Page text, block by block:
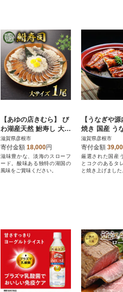
【あゆの店きむら】 び
わ湖産天然 鮒寿し 大サ
イズ
滋賀県彦根市
寄付金額 18,000円
滋味豊かな、淡海のスローフ
ード。酸味ある独特の湖国の
風味をご賞味ください。
【うなぎや
焼き 国産 う
3尾入 (135g
滋賀県彦根市
寄付金額
厳選された国産
とコクのあるタ
と焼き上げました